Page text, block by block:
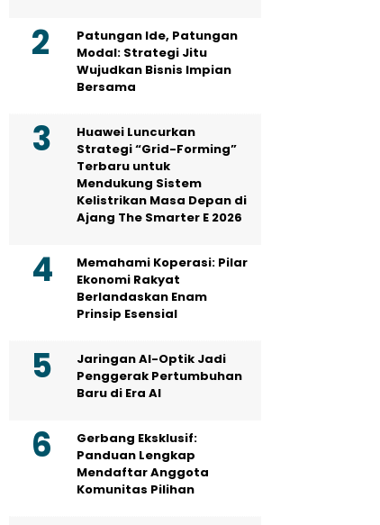
Patungan Ide, Patungan
Modal: Strategi Jitu
Wujudkan Bisnis Impian
Bersama
Huawei Luncurkan
Strategi “Grid-Forming”
Terbaru untuk
Mendukung Sistem
Kelistrikan Masa Depan di
Ajang The Smarter E 2026
Memahami Koperasi: Pilar
Ekonomi Rakyat
Berlandaskan Enam
Prinsip Esensial
Jaringan AI-Optik Jadi
Penggerak Pertumbuhan
Baru di Era AI
Gerbang Eksklusif:
Panduan Lengkap
Mendaftar Anggota
Komunitas Pilihan